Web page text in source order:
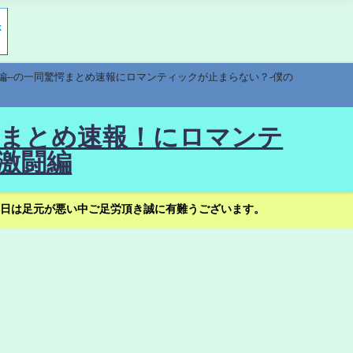
の一同驚愕まとめ速報にロマンティックが止まらない？-僕の
とめ速報！にロマンテ
闘編
足元が悪い中ご足労頂き誠に有難うございます。